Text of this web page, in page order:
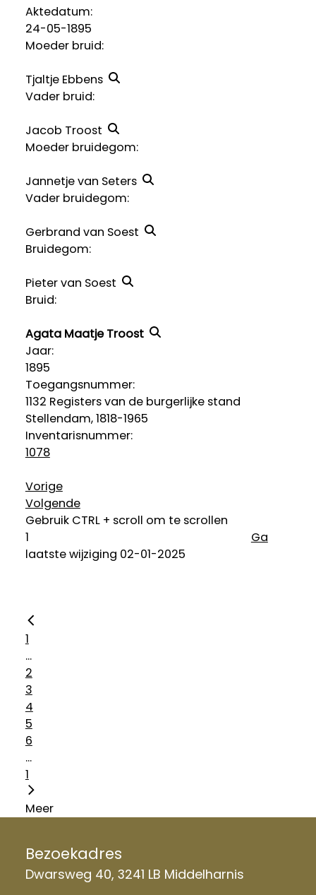
Aktedatum:
24-05-1895
Moeder bruid:
Tjaltje Ebbens
Vader bruid:
Jacob Troost
Moeder bruidegom:
Jannetje van Seters
Vader bruidegom:
Gerbrand van Soest
Bruidegom:
Pieter van Soest
Bruid:
Agata Maatje Troost
Jaar:
1895
Toegangsnummer:
1132 Registers van de burgerlijke stand
Stellendam, 1818-1965
Inventarisnummer:
1078
Vorige
Volgende
Gebruik CTRL + scroll om te scrollen
Ga
laatste wijziging 02-01-2025
1
...
2
3
4
5
6
...
1
Meer
Bezoekadres
Dwarsweg 40, 3241 LB Middelharnis